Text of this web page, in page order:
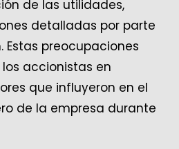
de las utilidades,
detalladas por parte
preocupaciones
accionistas en
que influyeron en el
de la empresa durante